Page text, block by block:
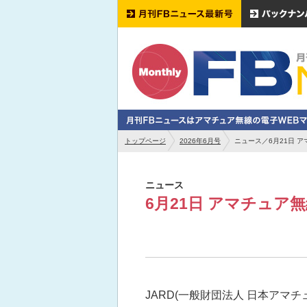
トップページ 2026年6月号 ニュース／6月21日 ア
ニュース
6月21日 アマチュア
JARD(一般財団法人 日本アマチ